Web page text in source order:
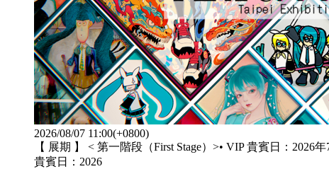
2026/08/07 11:00(+0800)
【 展期 】 < 第一階段（First Stage）>• VIP 貴賓日：2026
貴賓日：2026